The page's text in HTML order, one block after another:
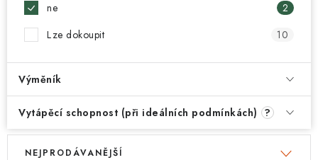
ne
2
Lze dokoupit
10
Výměník
Vytápěcí schopnost (při ideálních podmínkách) ?
V
Ř
NEJPRODÁVANĚJŠÍ